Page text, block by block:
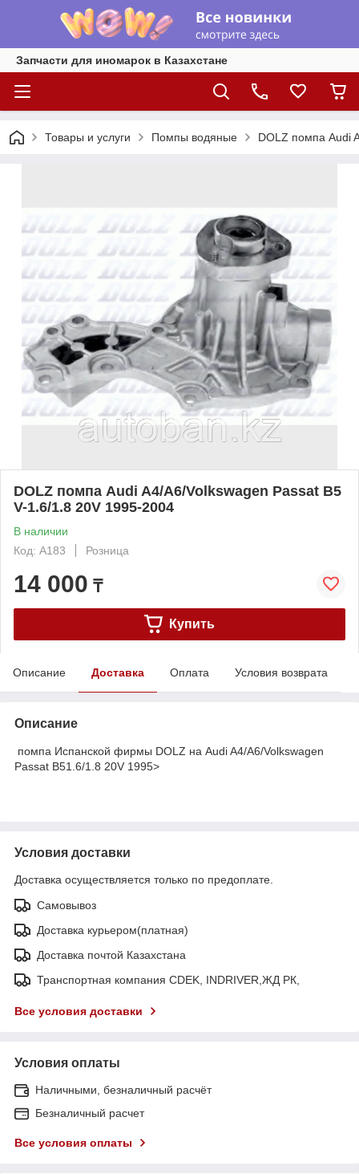
Запчасти для иномарок в Казахстане
Товары и услуги Помпы водяные DOLZ помпа Audi
DOLZ помпа Audi A4/A6/Volkswagen Passat B5
V-1.6/1.8 20V 1995-2004
В наличии
Код: A183
Розница
14 000 ₸
Купить
Описание Доставка Оплата Условия возврата
Описание
помпа Испанской фирмы DOLZ на Audi A4/A6/Volkswagen
Passat B51.6/1.8 20V 1995>
Условия доставки
Доставка осуществляется только по предоплате.
Самовывоз
Доставка курьером(платная)
Доставка почтой Казахстана
Транспортная компания CDEK, INDRIVER,ЖД РК,
Все условия доставки
Условия оплаты
Наличными, безналичный расчёт
Безналичный расчет
Все условия оплаты